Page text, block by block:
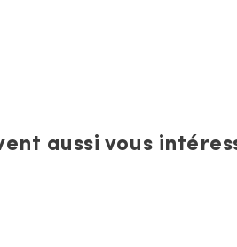
aussi vous